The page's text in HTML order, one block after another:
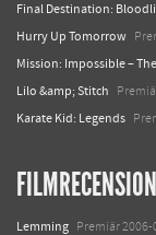
Final Destination:
Hurry Up Tomorrow
Mission: Impossible –
Lilo &amp; Stitch
Karate Kid: Legends
Lemming Premiär 2006-